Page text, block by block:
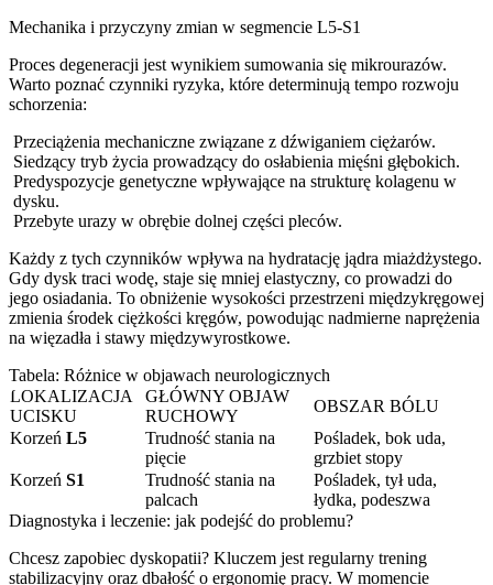
Mechanika i przyczyny zmian w segmencie L5-S1
Proces degeneracji jest wynikiem sumowania się mikrourazów.
Warto poznać czynniki ryzyka, które determinują tempo rozwoju
schorzenia:
Przeciążenia mechaniczne związane z dźwiganiem ciężarów.
Siedzący tryb życia prowadzący do osłabienia mięśni głębokich.
Predyspozycje genetyczne wpływające na strukturę kolagenu w
dysku.
Przebyte urazy w obrębie dolnej części pleców.
Każdy z tych czynników wpływa na hydratację jądra miażdżystego.
Gdy dysk traci wodę, staje się mniej elastyczny, co prowadzi do
jego osiadania. To obniżenie wysokości przestrzeni międzykręgowej
zmienia środek ciężkości kręgów, powodując nadmierne naprężenia
na więzadła i stawy międzywyrostkowe.
Tabela: Różnice w objawach neurologicznych
LOKALIZACJA
UCISKU
GŁÓWNY OBJAW
RUCHOWY
OBSZAR BÓLU
Korzeń L5
Trudność stania na
pięcie
Pośladek, bok uda,
grzbiet stopy
Korzeń S1
Trudność stania na
palcach
Pośladek, tył uda,
łydka, podeszwa
Diagnostyka i leczenie: jak podejść do problemu?
Chcesz zapobiec dyskopatii? Kluczem jest regularny trening
stabilizacyjny oraz dbałość o ergonomię pracy. W momencie